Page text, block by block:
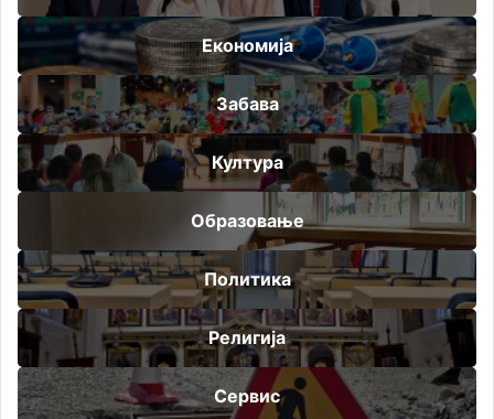
Економија
Забава
Култура
Образовање
Политика
Религија
Сервис